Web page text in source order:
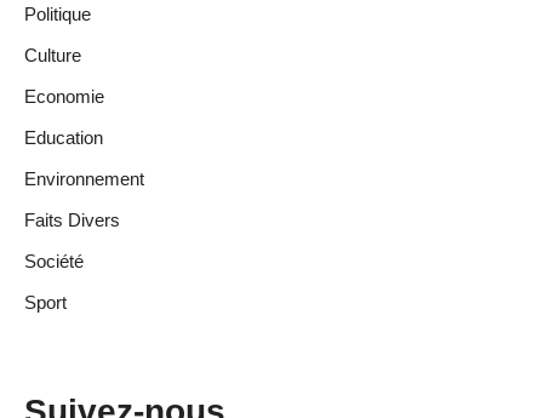
Politique
Culture
Economie
Education
Environnement
Faits Divers
Société
Sport